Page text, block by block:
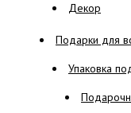
Декор
Подарки для
Упаковка